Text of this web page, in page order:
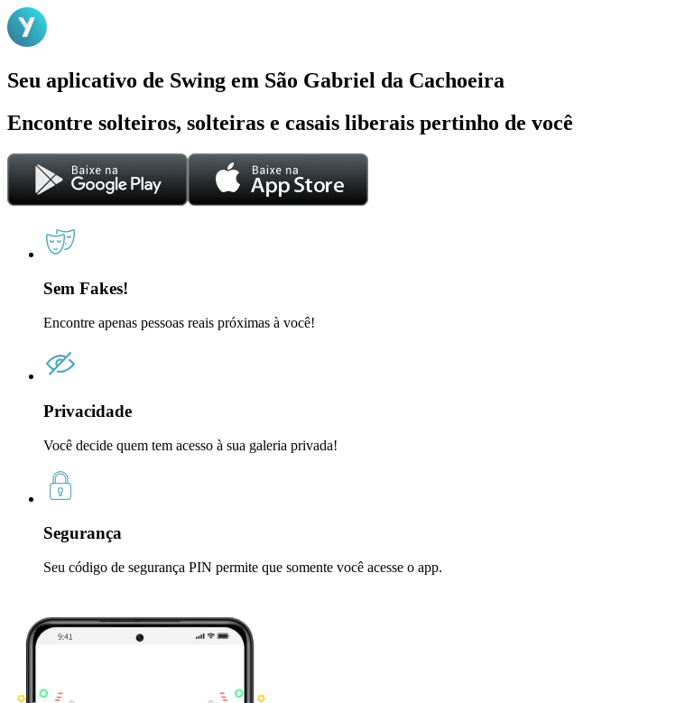
Seu aplicativo de Swing em São Gabriel da Cachoeira
Encontre solteiros, solteiras e casais liberais pertinho de você
Sem Fakes!
Encontre apenas pessoas reais próximas à você!
Privacidade
Você decide quem tem acesso à sua galeria privada!
Segurança
Seu código de segurança PIN permite que somente você acesse o app.